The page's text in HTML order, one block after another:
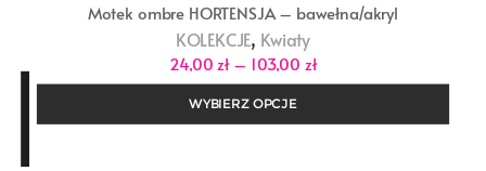
Motek ombre HORTENSJA – bawełna/akryl
KOLEKCJE, Kwiaty
24,00 zł – 103,00 złZakres
cen:
do
WYBIERZ OPCJE